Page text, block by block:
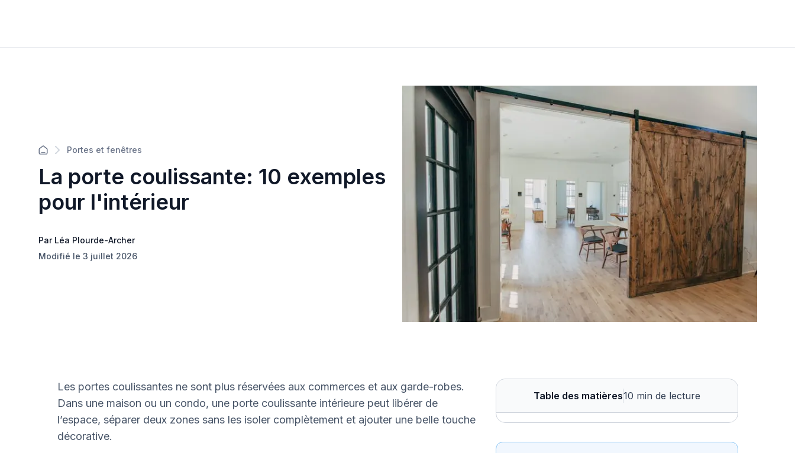
Portes et fenêtres
La porte coulissante: 10 exemples
pour l'intérieur
Par Léa Plourde-Archer
Modifié le 3 juillet 2026
Les portes coulissantes ne sont plus réservées aux commerces et aux garde-robes.
Dans une maison ou un condo, une porte coulissante intérieure peut libérer de
l’espace, séparer deux zones sans les isoler complètement et ajouter une belle touche
décorative.
Table des matières10 min de lecture